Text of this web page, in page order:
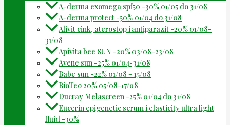
A-derma exomega spf50 -30% 01/05 do 31/08
A-derma protect -50% 01/04 do 31/08
Alivit cink, aterostop i antiparazit -20% 01/08-
31/08
Apivita bee SUN -20% 03/08-23/08
Avene sun -25% 01/04-31/08
Babe sun -22% 01/08 – 15/08
BioTeo 20% 05/08-17/08
Ducray Melascreen -25% 01/04 do 31/08
Eucerin epigenetic serum i elasticity ultra light
fluid -30%